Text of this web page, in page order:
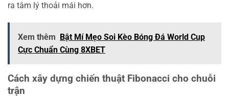
ra tâm lý thoải mái hơn.
Xem thêm Bật Mí Mẹo Soi Kèo Bóng Đá World Cup
Cực Chuẩn Cùng 8XBET
Cách xây dựng chiến thuật Fibonacci cho chuỗi
trận